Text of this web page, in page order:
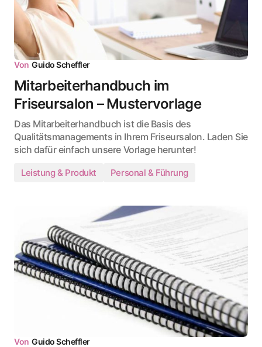
Von Guido Scheffler
Mitarbeiterhandbuch im
Friseursalon – Mustervorlage
Das Mitarbeiterhandbuch ist die Basis des
Qualitätsmanagements in Ihrem Friseursalon. Laden Sie
sich dafür einfach unsere Vorlage herunter!
Leistung & Produkt Personal & Führung
Von Guido Scheffler